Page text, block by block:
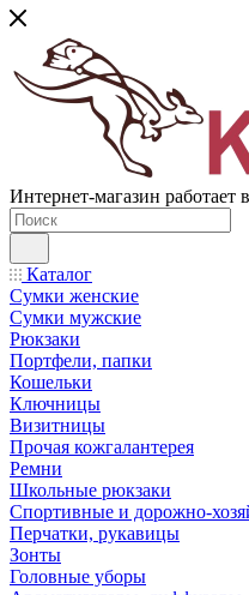
Интернет-магазин работает
Каталог
Сумки женские
Сумки мужские
Рюкзаки
Портфели, папки
Кошельки
Ключницы
Визитницы
Прочая кожгалантерея
Ремни
Школьные рюкзаки
Спортивные и дорожно-
Перчатки, рукавицы
Зонты
Головные уборы